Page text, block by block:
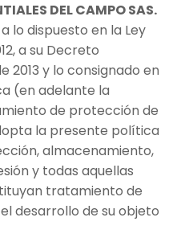
DEL CAMPO SAS.
lo dispuesto en la Ley
a su Decreto
2013 y lo consignado en
(en adelante la
de protección de
la presente política
almacenamiento,
y todas aquellas
tratamiento de
desarrollo de su objeto